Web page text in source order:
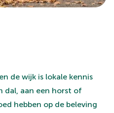
de wijk is lokale kennis
dal, aan een horst of
hebben op de beleving